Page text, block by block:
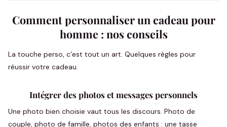
Comment personnaliser un cadeau pour
homme : nos conseils
La touche perso, c’est tout un art. Quelques règles pour
réussir votre cadeau.
Intégrer des photos et messages personnels
Une photo bien choisie vaut tous les discours. Photo de
couple, photo de famille, photos des enfants : une tasse